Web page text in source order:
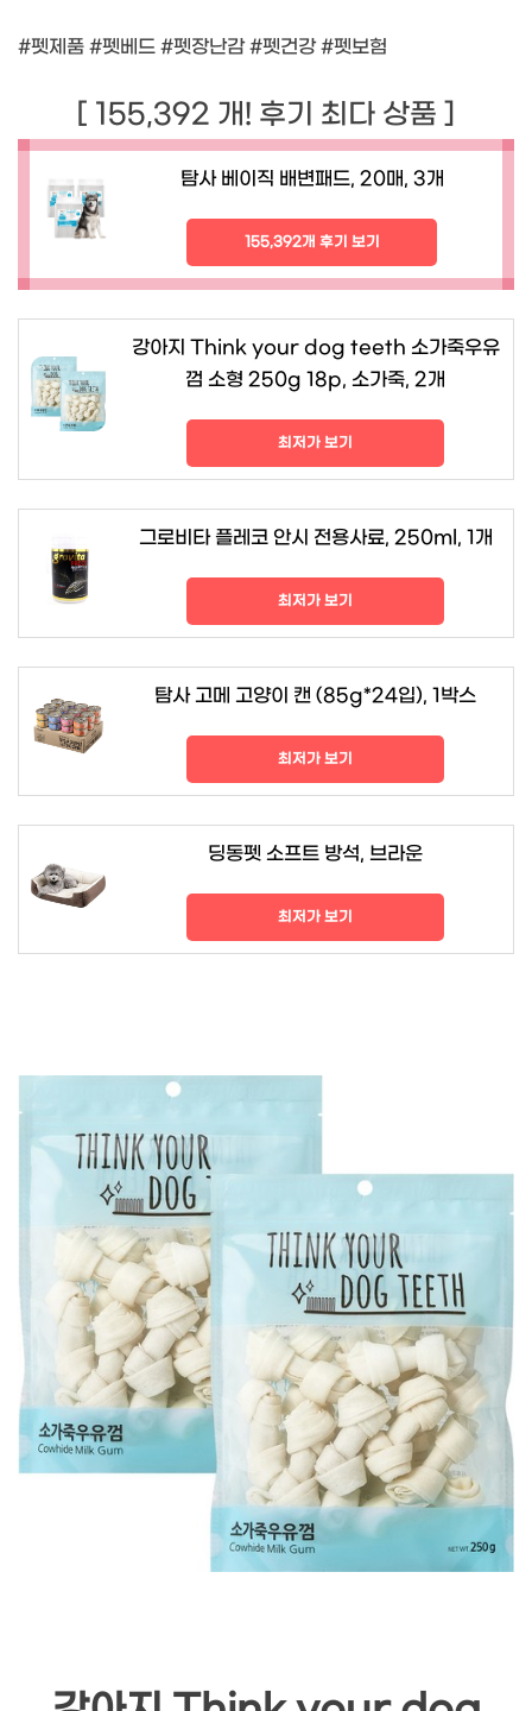
#펫제품 #펫베드 #펫장난감 #펫건강 #펫보험
[ 155,392 개! 후기 최다 상품 ]
탐사 베이직 배변패드, 20매, 3개
155,392개 후기 보기
강아지 Think your dog teeth 소가죽우유
껌 소형 250g 18p, 소가죽, 2개
최저가 보기
그로비타 플레코 안시 전용사료, 250ml, 1개
최저가 보기
탐사 고메 고양이 캔 (85g*24입), 1박스
최저가 보기
딩동펫 소프트 방석, 브라운
최저가 보기